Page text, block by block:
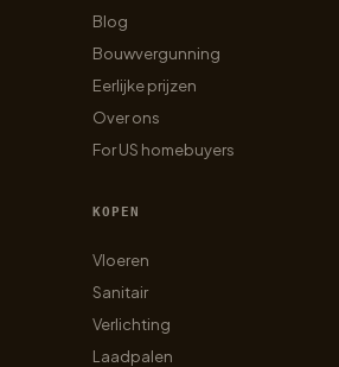
Blog
Bouwvergunning
Eerlijke prijzen
Over ons
For US homebuyers
KOPEN
Vloeren
Sanitair
Verlichting
Laadpalen